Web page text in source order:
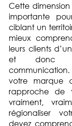
Cette
importante
ciblant un
mieux
leurs clients
et donc
communication.
votre marque
rapproche de
vraiment,
régionaliser
devez